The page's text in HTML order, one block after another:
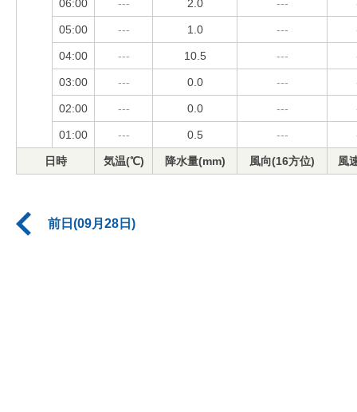
06:00 --- 2.0 ---
05:00 --- 1.0 ---
04:00 --- 10.5 ---
03:00 --- 0.0 ---
02:00 --- 0.0 ---
01:00 --- 0.5 ---
日時 気温(℃) 降水量(mm) 風向(16方位) 風
前日(09月28日)